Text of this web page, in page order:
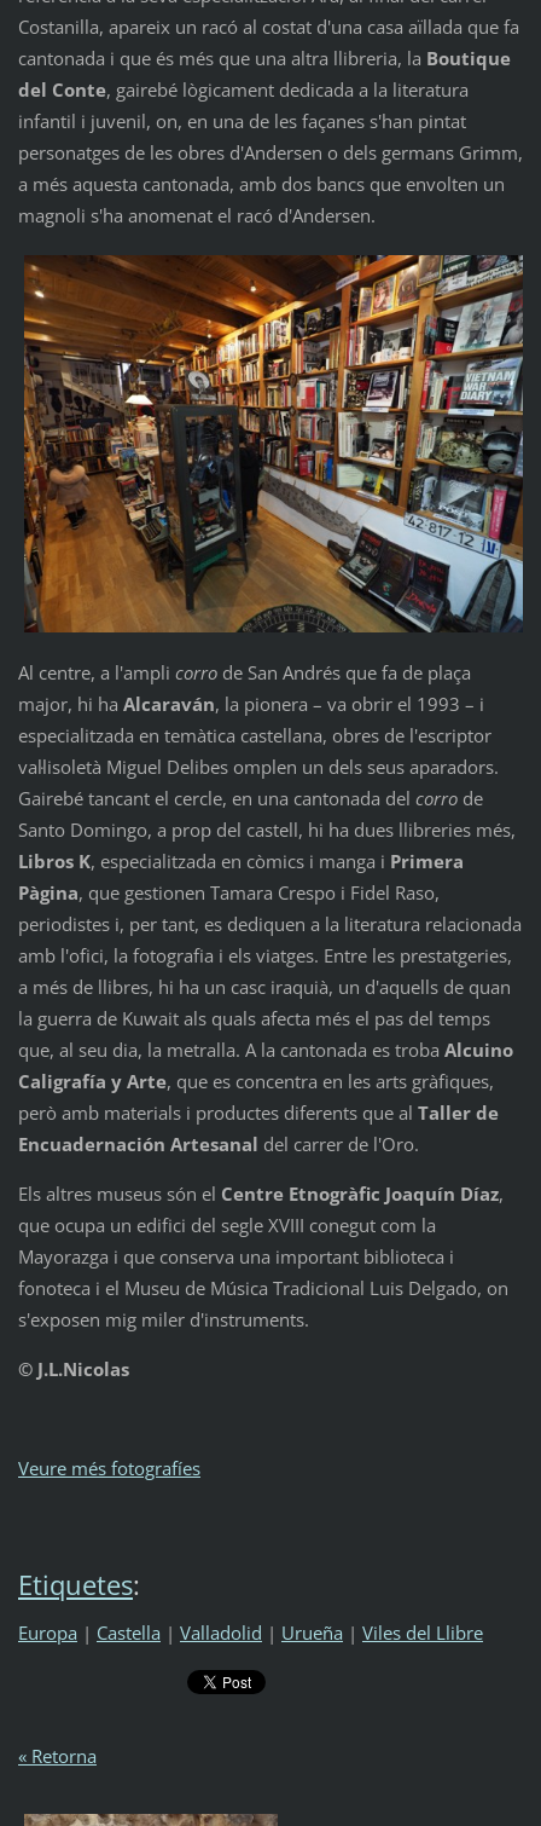
Costanilla, apareix un racó al costat d'una casa aïllada que fa
cantonada i que és més que una altra llibreria, la Boutique
del Conte, gairebé lògicament dedicada a la literatura
infantil i juvenil, on, en una de les façanes s'han pintat
personatges de les obres d'Andersen o dels germans Grimm,
a més aquesta cantonada, amb dos bancs que envolten un
magnoli s'ha anomenat el racó d'Andersen.
Al centre, a l'ampli corrode San Andrés que fa de plaça
major, hi ha Alcaraván, la pionera – va obrir el 1993 – i
especialitzada en temàtica castellana, obres de l'escriptor
val·lisoletà Miguel Delibes omplen un dels seus aparadors.
Gairebé tancant el cercle, en una cantonada del corrode
Santo Domingo, a prop del castell, hi ha dues llibreries més,
Libros K, especialitzada en còmics i manga i Primera
Pàgina, que gestionen Tamara Crespo i Fidel Raso,
periodistes i, per tant, es dediquen a la literatura relacionada
amb l'ofici, la fotografia i els viatges. Entre les prestatgeries,
a més de llibres, hi ha un casc iraquià, un d'aquells de quan
la guerra de Kuwait als quals afecta més el pas del temps
que, al seu dia, la metralla. A la cantonada es troba Alcuino
Caligrafía y Arte, que es concentra en les arts gràfiques,
però amb materials i productes diferents que al Taller de
Encuadernación Artesanal del carrer de l'Oro.
Els altres museus són el Centre Etnogràfic Joaquín Díaz,
que ocupa un edifici del segle XVIII conegut com la
Mayorazga i que conserva una important biblioteca i
fonoteca i el Museu de Música Tradicional Luis Delgado, on
s'exposen mig miler d'instruments.
© J.L.Nicolas
Veure més fotografíes
Etiquetes:
Europa | Castella | Valladolid | Urueña | Viles del Llibre
« Retorna